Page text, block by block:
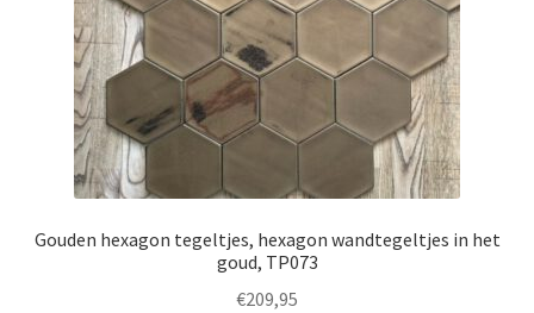
Gouden hexagon tegeltjes, hexagon wandtegeltjes in het
goud, TP073
€209,95